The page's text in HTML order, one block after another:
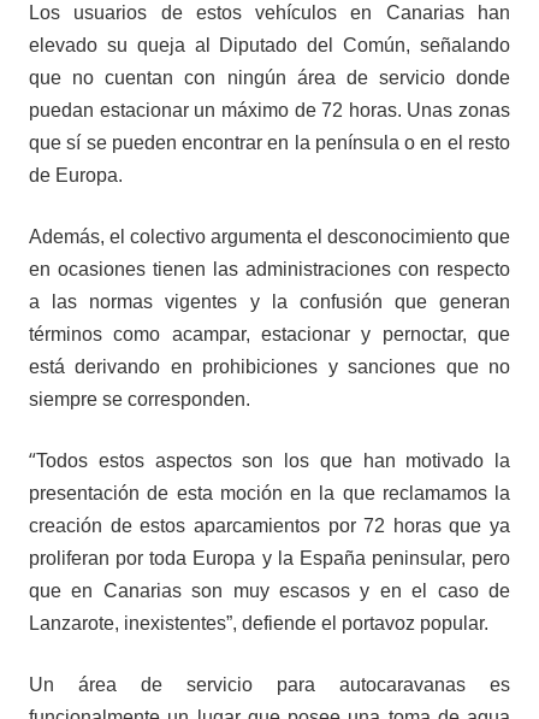
Los usuarios de estos vehículos en Canarias han
elevado su queja al Diputado del Común, señalando
que no cuentan con ningún área de servicio donde
puedan estacionar un máximo de 72 horas. Unas zonas
que sí se pueden encontrar en la península o en el resto
de Europa.
Además, el colectivo argumenta el desconocimiento que
en ocasiones tienen las administraciones con respecto
a las normas vigentes y la confusión que generan
términos como acampar, estacionar y pernoctar, que
está derivando en prohibiciones y sanciones que no
siempre se corresponden.
“Todos estos aspectos son los que han motivado la
presentación de esta moción en la que reclamamos la
creación de estos aparcamientos por 72 horas que ya
proliferan por toda Europa y la España peninsular, pero
que en Canarias son muy escasos y en el caso de
Lanzarote, inexistentes”, defiende el portavoz popular.
Un área de servicio para autocaravanas es